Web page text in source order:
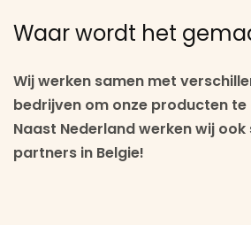
Waar wordt het
Wij werken samen met
bedrijven om onze producten
Naast Nederland werken wij
partners in Belgie!